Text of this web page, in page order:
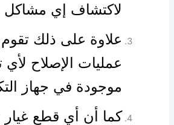
لاكتشاف إي مشاكل
علاوة على ذلك تقوم
عمليات الإصلاح لأي
موجودة في جهاز
كما أن أي قطع غيار